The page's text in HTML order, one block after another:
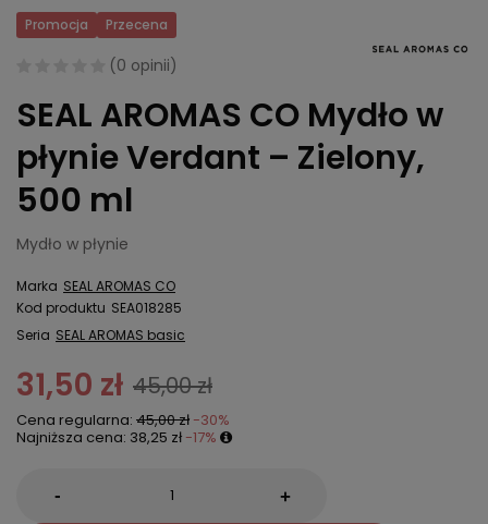
Promocja Przecena
(0 opinii)
SEAL AROMAS CO Mydło w
płynie Verdant – Zielony,
500 ml
Mydło w płynie
Marka SEAL AROMAS CO
Kod produktu SEA018285
Seria SEAL AROMAS basic
31,50 zł 45,00 zł
Cena regularna: 45,00 zł -30%
Najniższa cena: 38,25 zł -17%
- +